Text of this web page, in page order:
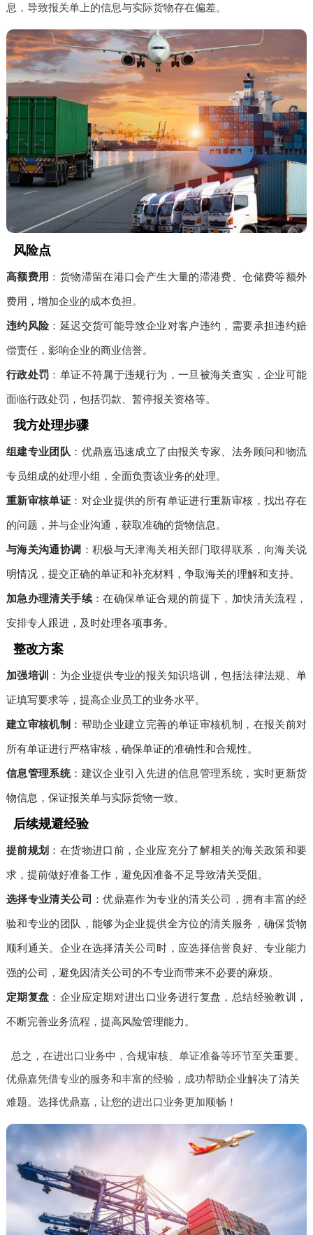
息，导致报关单上的信息与实际货物存在偏差。
风险点
高额费用 ：货物滞留在港口会产生大量的滞港费、仓储费等额外
费用，增加企业的成本负担。
违约风险：延迟交货可能导致企业对客户违约，需要承担违约赔
偿责任，影响企业的商业信誉。
行政处罚 ：单证不符属于违规行为，一旦被海关查实，企业可能
面临行政处罚，包括罚款、暂停报关资格等。
我方处理步骤
组建专业团队 ：优鼎嘉迅速成立了由报关专家、法务顾问和物流
专员组成的处理小组，全面负责该业务的处理。
重新审核单证 ：对企业提供的所有单证进行重新审核，找出存在
的问题，并与企业沟通，获取准确的货物信息。
与海关沟通协调 ：积极与天津海关相关部门取得联系，向海关说
明情况，提交正确的单证和补充材料，争取海关的理解和支持。
加急办理清关手续：在确保单证合规的前提下，加快清关流程，
安排专人跟进，及时处理各项事务。
整改方案
加强培训 ：为企业提供专业的报关知识培训，包括法律法规、单
证填写要求等，提高企业员工的业务水平。
建立审核机制 ：帮助企业建立完善的单证审核机制，在报关前对
所有单证进行严格审核，确保单证的准确性和合规性。
信息管理系统：建议企业引入先进的信息管理系统，实时更新货
物信息，保证报关单与实际货物一致。
后续规避经验
提前规划 ：在货物进口前，企业应充分了解相关的海关政策和要
求，提前做好准备工作，避免因准备不足导致清关受阻。
选择专业清关公司 ：优鼎嘉作为专业的清关公司，拥有丰富的经
验和专业的团队，能够为企业提供全方位的清关服务，确保货物
顺利通关。企业在选择清关公司时，应选择信誉良好、专业能力
强的公司，避免因清关公司的不专业而带来不必要的麻烦。
定期复盘 ：企业应定期对进出口业务进行复盘，总结经验教训，
不断完善业务流程，提高风险管理能力。
总之，在进出口业务中，合规审核、单证准备等环节至关重要。
优鼎嘉凭借专业的服务和丰富的经验，成功帮助企业解决了清关
难题。选择优鼎嘉，让您的进出口业务更加顺畅！